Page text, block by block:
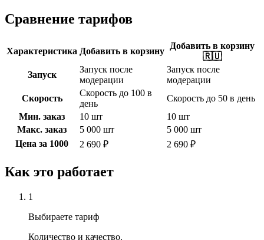
Сравнение тарифов
Характеристика Добавить в корзину
Добавить в корзину
🇷🇺
Запуск
Запуск после
модерации
Запуск после
модерации
Скорость
Скорость до 100 в
день
Скорость до 50 в день
Мин. заказ
10 шт
10 шт
Макс. заказ
5 000 шт
5 000 шт
Цена за 1000
2 690 ₽ 2 690 ₽
Как это работает
1
Выбираете тариф
Количество и качество.